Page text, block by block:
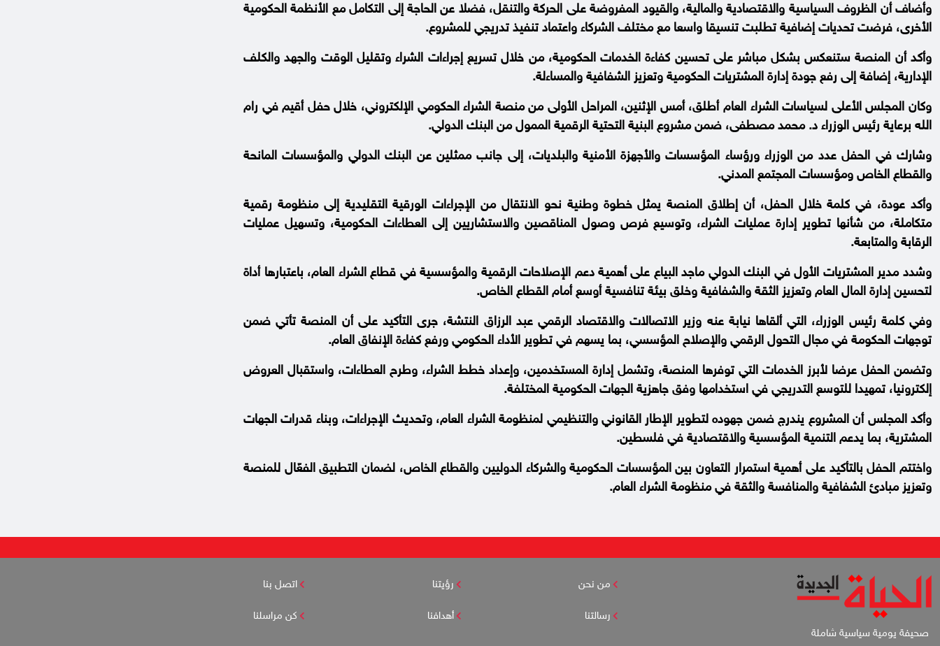
وأضاف أن الظروف السياسية والاقتصادية والمالية، والقيود المفروضة على الحركة والتنقل، فضلا عن الحاجة إلى التكامل مع الأنظمة الحكومية
الأخرى، فرضت تحديات إضافية تطلبت تنسيقا واسعا مع مختلف الشركاء واعتماد تنفيذ تدريجي للمشروع.
وأكد أن المنصة ستنعكس بشكل مباشر على تحسين كفاءة الخدمات الحكومية، من خلال تسريع إجراءات الشراء وتقليل الوقت والجهد والكلف
الإدارية، إضافة إلى رفع جودة إدارة المشتريات الحكومية وتعزيز الشفافية والمساءلة.
وكان المجلس الأعلى لسياسات الشراء العام أطلق، أمس الإثنين، المراحل الأولى من منصة الشراء الحكومي الإلكتروني، خلال حفل أقيم في رام
الله برعاية رئيس الوزراء د. محمد مصطفى، ضمن مشروع البنية التحتية الرقمية الممول من البنك الدولي.
وشارك في الحفل عدد من الوزراء ورؤساء المؤسسات والأجهزة الأمنية والبلديات، إلى جانب ممثلين عن البنك الدولي والمؤسسات المانحة
والقطاع الخاص ومؤسسات المجتمع المدني.
وأكد عودة، في كلمة خلال الحفل، أن إطلاق المنصة يمثل خطوة وطنية نحو الانتقال من الإجراءات الورقية التقليدية إلى منظومة رقمية
متكاملة، من شأنها تطوير إدارة عمليات الشراء، وتوسيع فرص وصول المناقصين والاستشاريين إلى العطاءات الحكومية، وتسهيل عمليات
الرقابة والمتابعة.
وشدد مدير المشتريات الأول في البنك الدولي ماجد البياع على أهمية دعم الإصلاحات الرقمية والمؤسسية في قطاع الشراء العام، باعتبارها أداة
لتحسين إدارة المال العام وتعزيز الثقة والشفافية وخلق بيئة تنافسية أوسع أمام القطاع الخاص.
وفي كلمة رئيس الوزراء، التي ألقاها نيابة عنه وزير الاتصالات والاقتصاد الرقمي عبد الرزاق النتشة، جرى التأكيد على أن المنصة تأتي ضمن
توجهات الحكومة في مجال التحول الرقمي والإصلاح المؤسسي، بما يسهم في تطوير الأداء الحكومي ورفع كفاءة الإنفاق العام.
وتضمن الحفل عرضا لأبرز الخدمات التي توفرها المنصة، وتشمل إدارة المستخدمين، وإعداد خطط الشراء، وطرح العطاءات، واستقبال العروض
إلكترونيا، تمهيدا للتوسع التدريجي في استخدامها وفق جاهزية الجهات الحكومية المختلفة.
وأكد المجلس أن المشروع يندرج ضمن جهوده لتطوير الإطار القانوني والتنظيمي لمنظومة الشراء العام، وتحديث الإجراءات، وبناء قدرات الجهات
المشترية، بما يدعم التنمية المؤسسية والاقتصادية في فلسطين.
واختتم الحفل بالتأكيد على أهمية استمرار التعاون بين المؤسسات الحكومية والشركاء الدوليين والقطاع الخاص، لضمان التطبيق الفعّال للمنصة
وتعزيز مبادئ الشفافية والمنافسة والثقة في منظومة الشراء العام.
صحيفة يومية سياسية شاملة
من نحن
رسالتنا
رؤيتنا
أهدافنا
اتصل بنا
كن مراسلنا